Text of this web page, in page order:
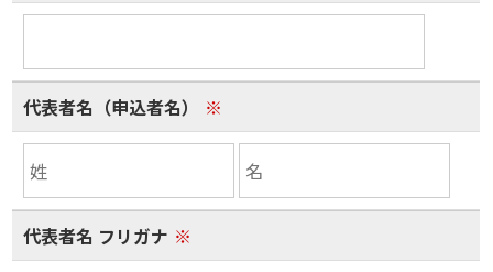
代表者名（申込者名） ※
代表者名 フリガナ ※